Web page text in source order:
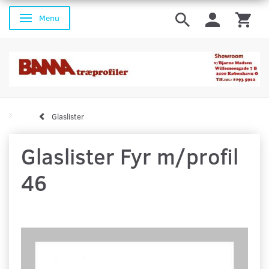
Skifte navigation
Menu
Glaslister
Glaslister Fyr m/profil
46